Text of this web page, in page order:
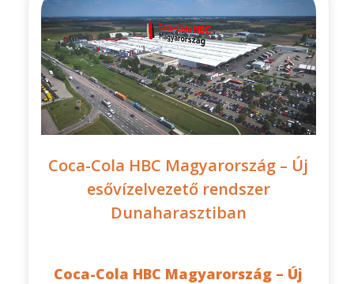
Coca-Cola HBC Magyarország – Új
esővízelvezető rendszer
Dunaharasztiban
Coca-Cola HBC Magyarország – Új